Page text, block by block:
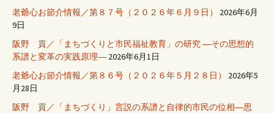
老爺心お節介情報／第８７号（２０２６年６月９日）
2026年6月
9日
阪野 貢／「まちづくりと市民福祉教育」の研究 ―その思想的
系譜と変革の実践原理― 2026年6月1日
老爺心お節介情報／第８６号（２０２６年５月２８日）
2026年5
月28日
阪野 貢／「まちづくり」言説の系譜と自律的市民の位相―思